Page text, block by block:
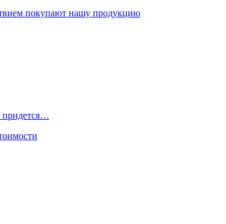
покупают нашу продукцию
придется…